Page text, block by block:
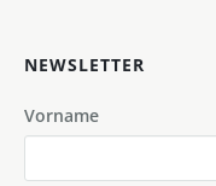
NEWSLETTER
Vorname